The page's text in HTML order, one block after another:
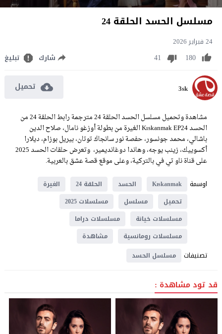
مسلسل الحسد الحلقة 24
24 فبراير 2026
180
41 شارك تبليغ
3sk تحميل
مشاهدة وتحميل مسلسل الحسد الحلقة 24 مترجمة رابط الحلقة 24 من
الحسد Kıskanmak EP24 الغيرة من بطولة أوزغو نامال، صلاح الدين
باشالي، محمد جونسور، حفصة نور سانجاك توتان، بيريل بوزام، ديلارا
أكسوييك، زينب يوجه، وهاندا دوغانديمير، وتعرض حلقات الحسد 2025
على قناة ناو تي في بالتركية، وعلى موقع قصة عشق بالعربية.
اوسمة
Kıskanmak الحسد الحلقة 24
الغيرة
تحميل
مسلسل
مسلسلات 2025
مسلسلات خيانة
مسلسلات دراما
مسلسلات رومانسية
مشاهدة
تصنيفات مسلسل الحسد
قد تود مشاهدة :